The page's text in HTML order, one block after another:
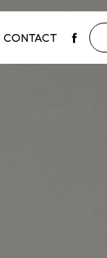
CONTACT